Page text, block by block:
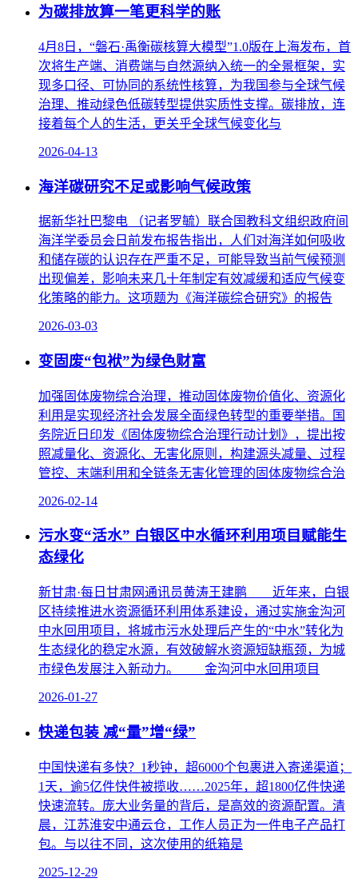
为碳排放算一笔更科学的账
4月8日，“磐石·禹衡碳核算大模型”1.0版在上海发布，首
次将生产端、消费端与自然源纳入统一的全景框架，实
现多口径、可协同的系统性核算，为我国参与全球气候
治理、推动绿色低碳转型提供实质性支撑。碳排放，连
接着每个人的生活，更关乎全球气候变化与
2026-04-13
海洋碳研究不足或影响气候政策
据新华社巴黎电 （记者罗毓）联合国教科文组织政府间
海洋学委员会日前发布报告指出，人们对海洋如何吸收
和储存碳的认识存在严重不足，可能导致当前气候预测
出现偏差，影响未来几十年制定有效减缓和适应气候变
化策略的能力。这项题为《海洋碳综合研究》的报告
2026-03-03
变固废“包袱”为绿色财富
加强固体废物综合治理，推动固体废物价值化、资源化
利用是实现经济社会发展全面绿色转型的重要举措。国
务院近日印发《固体废物综合治理行动计划》，提出按
照减量化、资源化、无害化原则，构建源头减量、过程
管控、末端利用和全链条无害化管理的固体废物综合治
2026-02-14
污水变“活水” 白银区中水循环利用项目赋能生
态绿化
新甘肃·每日甘肃网通讯员黄涛王建鹏 近年来，白银
区持续推进水资源循环利用体系建设，通过实施金沟河
中水回用项目，将城市污水处理后产生的“中水”转化为
生态绿化的稳定水源，有效破解水资源短缺瓶颈，为城
市绿色发展注入新动力。 金沟河中水回用项目
2026-01-27
快递包装 减“量”增“绿”
中国快递有多快？1秒钟，超6000个包裹进入寄递渠道；
1天，逾5亿件快件被揽收……2025年，超1800亿件快递
快速流转。庞大业务量的背后，是高效的资源配置。清
晨，江苏淮安中通云仓，工作人员正为一件电子产品打
包。与以往不同，这次使用的纸箱是
2025-12-29